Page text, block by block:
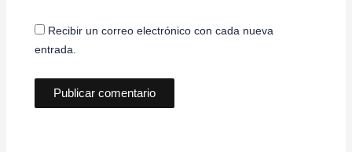
Recibir un correo electrónico con cada nueva
entrada.